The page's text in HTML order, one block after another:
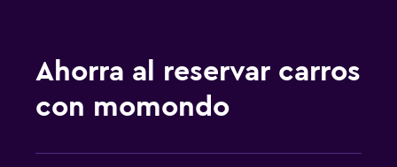
Ahorra al reservar carros
con momondo